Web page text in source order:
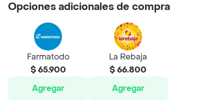
Opciones adicionales de compra
Farmatodo
$ 65.900
Agregar
La Rebaja
$ 66.800
Agregar